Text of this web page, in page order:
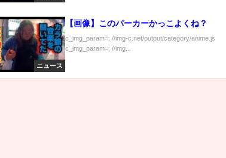
ニュース
【画像】このパーカーかっこよくね？
c_img_param=; //img-c.net/output/category/anime.js
c_img_param=; //img...